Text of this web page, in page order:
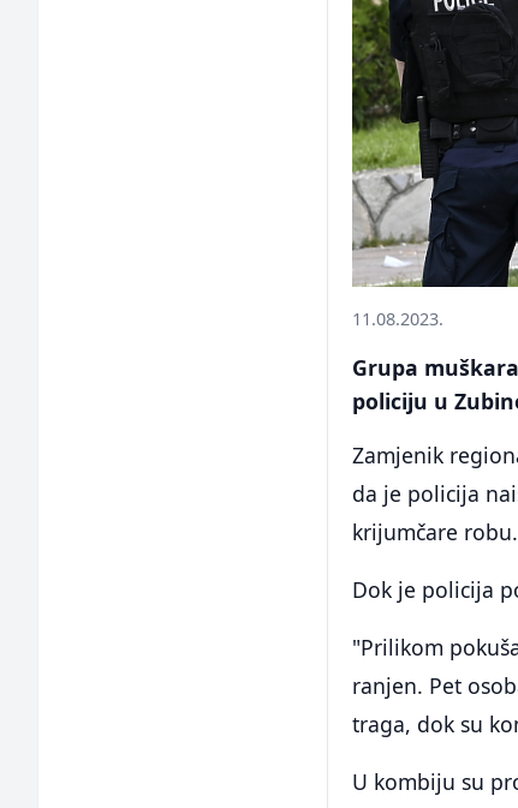
11.08.2023.
Grupa
policiju u
Zamjenik
da je policija
krijumčare robu.
Dok je policija
"Prilikom
ranjen. Pet
traga, dok su
U kombiju su